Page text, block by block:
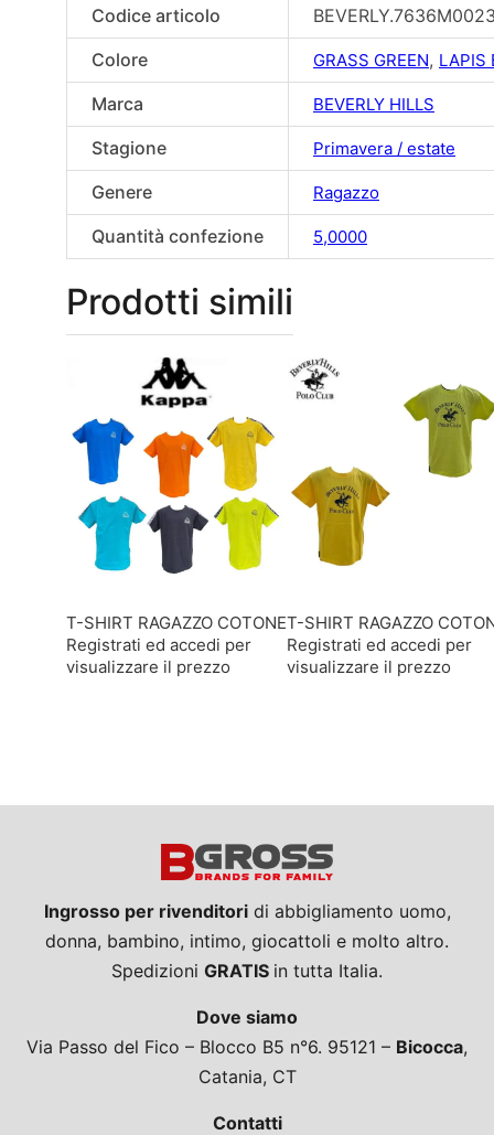
Codice articolo
Colore
GRASS GREEN, LAPIS
Marca BEVERLY HILLS
Stagione Primavera / estate
Genere Ragazzo
Quantità confezione 5,0000
Prodotti simili
T-SHIRT RAGAZZO COTONE
Registrati ed accedi per
visualizzare il prezzo
T-SHIRT RAGAZZO
Registrati ed accedi per
visualizzare il prezzo
Ingrosso per rivenditoridi abbigliamento uomo,
donna, bambino, intimo, giocattoli e molto altro.
Spedizioni GRATIS in tutta Italia.
Dove siamo
Via Passo del Fico – Blocco B5 n°6. 95121 – Bicocca,
Catania, CT
Contatti